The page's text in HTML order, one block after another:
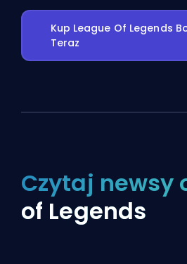
Kup League Of Legends
Teraz
Czytaj newsy
of Legends